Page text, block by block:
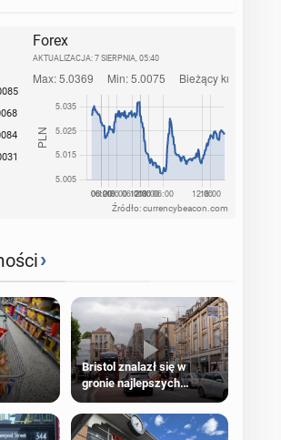
Forex
AKTUALIZACJA: 7 SIERPNIA, 05:40
Źródło: currencybeacon.com
›
Bristol znalazł się w
gronie najlepszych
kierunków podróży na
świecie